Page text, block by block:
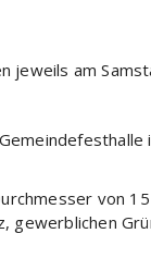
jeweils am
von
gewerblichen